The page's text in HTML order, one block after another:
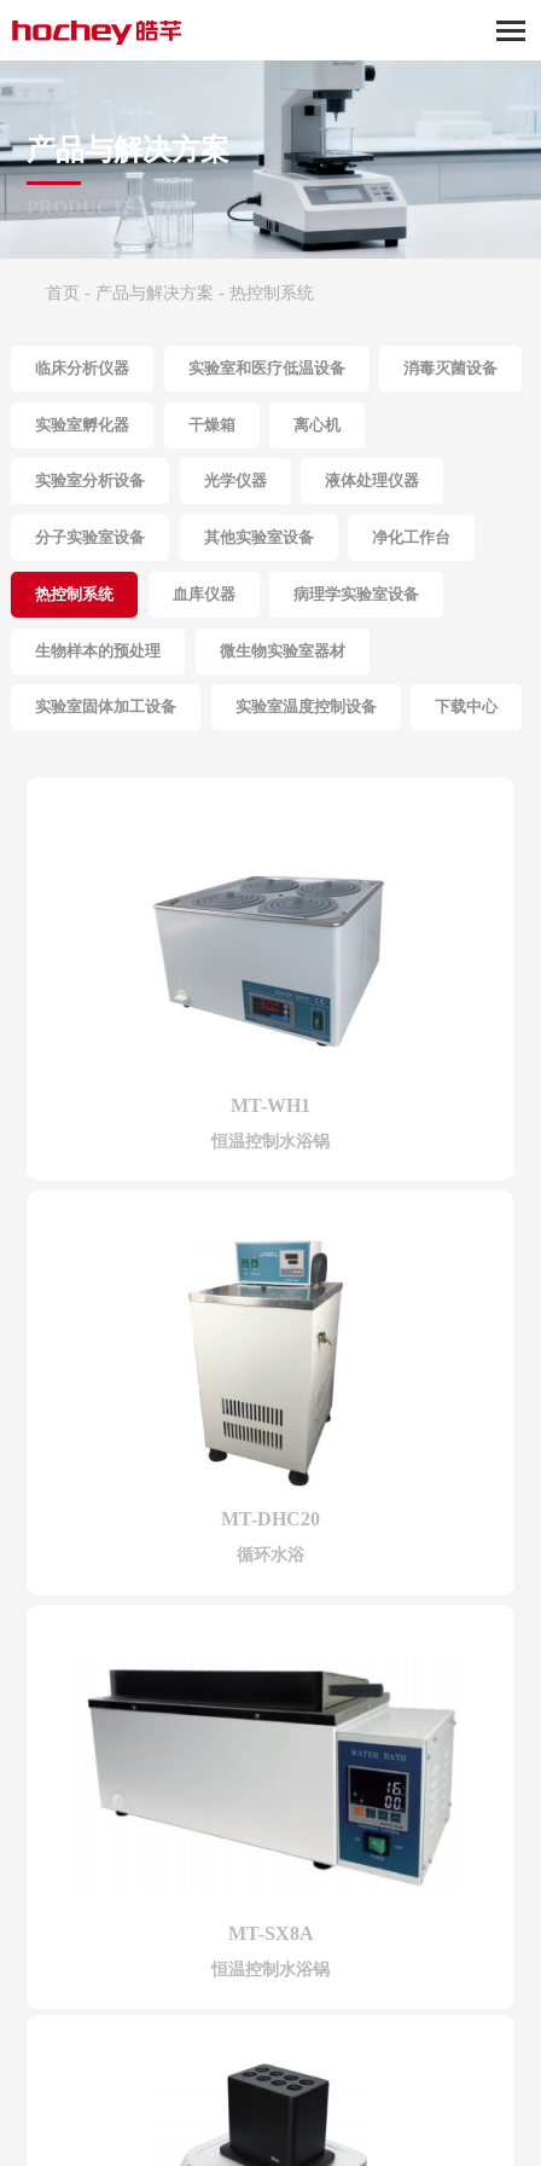
产品与解决方案
PRODUCTS
首页 - 产品与解决方案 -热控制系统
临床分析仪器 实验室和医疗低温设备 消毒灭菌设备
实验室孵化器 干燥箱 离心机
实验室分析设备 光学仪器 液体处理仪器
分子实验室设备 其他实验室设备 净化工作台
热控制系统 血库仪器 病理学实验室设备
生物样本的预处理 微生物实验室器材
实验室固体加工设备 实验室温度控制设备 下载中心
MT-WH1
恒温控制水浴锅
MT-DHC20
循环水浴
MT-SX8A
恒温控制水浴锅